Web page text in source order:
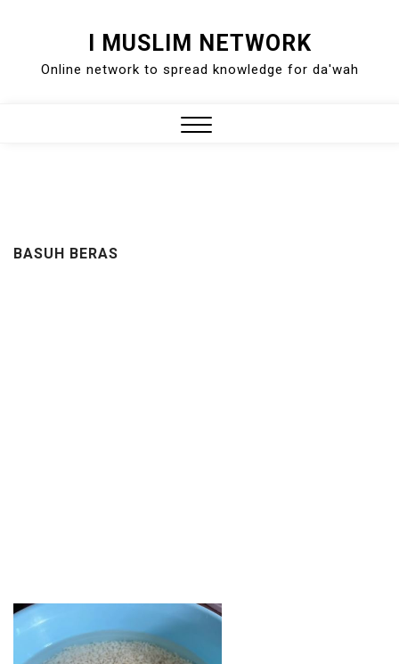
content
I MUSLIM NETWORK
Online network to spread knowledge for da'wah
BASUH BERAS